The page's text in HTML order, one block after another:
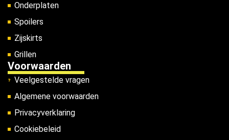
Onderplaten
Spoilers
Zijskirts
Grillen
Voorwaarden
Veelgestelde vragen
Algemene voorwaarden
Privacyverklaring
Cookiebeleid